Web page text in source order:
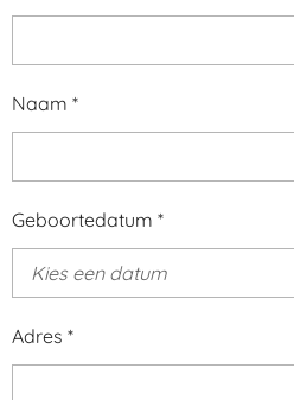
Naam *
Geboortedatum *
Adres *